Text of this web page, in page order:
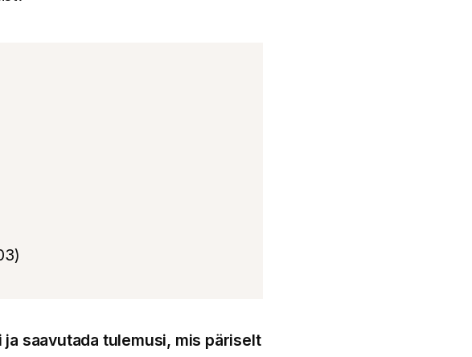
saavutada tulemusi, mis päriselt